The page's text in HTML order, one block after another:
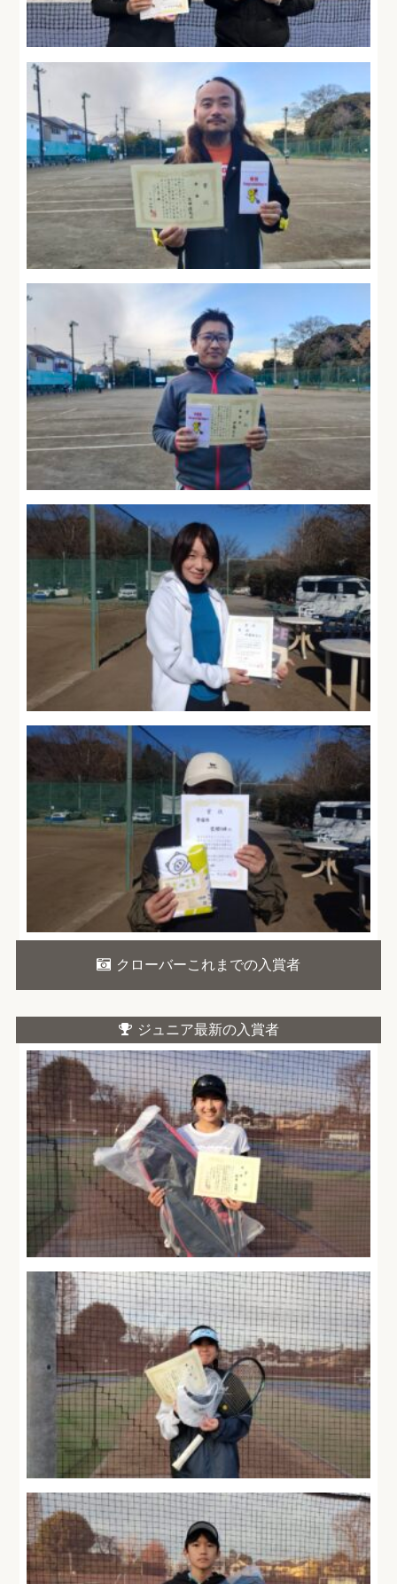
クローバーこれまでの入賞者
ジュニア最新の入賞者